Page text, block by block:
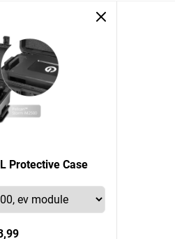
Protective Case